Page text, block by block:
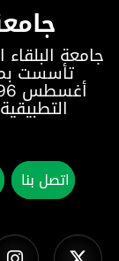
جامعة
التطبيقية
اتصل بنا